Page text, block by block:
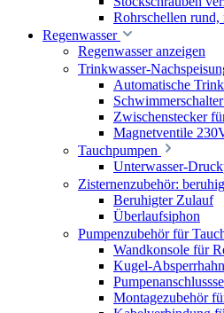
Rohrschellen
Regenwasser
Regenwasser anzeigen
Trinkwasser-
Automatische
Zwischenstecker
Magnetventile
Tauchpumpen
Unterwasser-
Zisternenzubehör:
Beruhigter Zulauf
Überlaufsiphon
Pumpenzubehör für
Wandkonsole für
Kugel-
Montagezubehör